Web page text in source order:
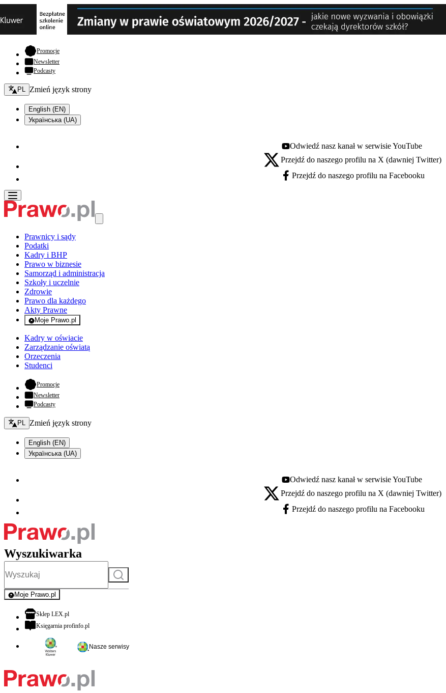
Promocje- otwiera się w nowej karcie
Newsletter
Podcasty
Zmień język - bieżący:
PL Zmień język strony
English (EN)
Українська (UA)
Youtube - otwiera się w nowej karcie
Odwiedź nasz kanał w serwisie YouTube
X - otwiera się w nowej karcie
Przejdź do naszego profilu na X (dawniej Twitter)
Facebook - otwiera się w nowej karcie
Przejdź do naszego profilu na Facebooku
Prawnicy i sądy
Podatki
Kadry i BHP
Prawo w biznesie
Samorząd i administracja
Szkoły i uczelnie
Zdrowie
Prawo dla każdego
Akty Prawne
Moje Prawo.pl
- rejestracja i logowanie do serwisu
Kadry w oświacie
Zarządzanie oświatą
Orzeczenia
Studenci
Promocje- otwiera się w nowej karcie
Newsletter
Podcasty
Zmień język - bieżący:
PL Zmień język strony
English (EN)
Українська (UA)
Youtube - otwiera się w nowej karcie
Odwiedź nasz kanał w serwisie YouTube
X - otwiera się w nowej karcie
Przejdź do naszego profilu na X (dawniej Twitter)
Facebook - otwiera się w nowej karcie
Przejdź do naszego profilu na Facebooku
Wyszukiwarka
Szukaj
Moje Prawo.pl
- rejestracja i logowanie do serwisu
Sklep LEX.plotwiera się w nowej karcie
Księgarnia profinfo.plotwiera się w nowej karcie
Nasze serwisy